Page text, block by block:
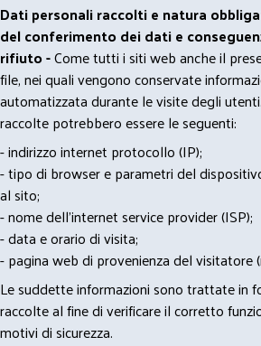
Dati personali raccolti e natura
del conferimento dei dati e
rifiuto -Come tutti i siti web anche il
file, nei quali vengono conservate
automatizzata durante le visite degli
raccolte potrebbero essere le seguenti:
- indirizzo internet protocollo (IP);
- tipo di browser e parametri del
al sito;
- nome dell'internet service provider (ISP);
- data e orario di visita;
- pagina web di provenienza del visitatore
Le suddette informazioni sono trattate in
raccolte al fine di verificare il corretto
motivi di sicurezza.